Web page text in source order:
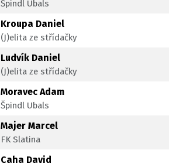
Špindl Ubals
Kroupa Daniel
(J)elita ze střídačky
Ludvík Daniel
(J)elita ze střídačky
Moravec Adam
Špindl Ubals
Majer Marcel
FK Slatina
Caha David